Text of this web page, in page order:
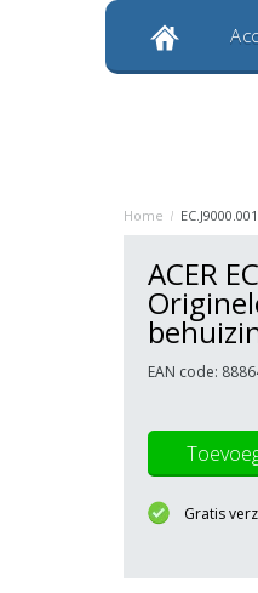
Home /
ACER
EAN code:
Gratis